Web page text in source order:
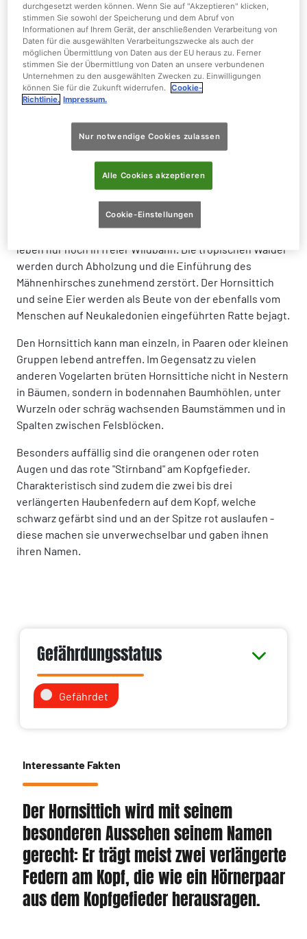
Nahrung:Beeren, Früchte, Sämereien, Nüsse,
Blüten
Gewicht:130 - 170 g
Größe:32 cm
Der Hornsittich ist in der Natur in seinem
Bestand gefährdet
Etwa 6.000 erwachsene, fortpflanzungsfähige Vögel
leben nur noch in freier Wildbahn. Die tropischen Wälder
werden durch Abholzung und die Einführung des
Mähnenhirsches zunehmend zerstört. Der Hornsittich
und seine Eier werden als Beute von der ebenfalls vom
Menschen auf Neukaledonien eingeführten Ratte bejagt.
Den Hornsittich kann man einzeln, in Paaren oder kleinen
Gruppen lebend antreffen. Im Gegensatz zu vielen
anderen Vogelarten brüten Hornsittiche nicht in Nestern
in Bäumen, sondern in bodennahen Baumhöhlen, unter
Wurzeln oder schräg wachsenden Baumstämmen und in
Spalten zwischen Felsblöcken.
Besonders auffällig sind die orangenen oder roten
Augen und das rote "Stirnband" am Kopfgefieder.
Charakteristisch sind zudem die zwei bis drei
verlängerten Haubenfedern auf dem Kopf, welche
schwarz gefärbt sind und an der Spitze rot auslaufen -
diese machen sie unverwechselbar und gaben ihnen
ihren Namen.
Gefährdungsstatus
Gefährdet
Interessante Fakten
Der Hornsittich wird mit seinem
besonderen Aussehen seinem Namen
gerecht: Er trägt meist zwei verlängerte
Federn am Kopf, die wie ein Hörnerpaar
aus dem Kopfgefieder herausragen.
durchgesetzt werden können. Wenn Sie auf "Akzeptieren" klicken,
stimmen Sie sowohl der Speicherung und dem Abruf von
Informationen auf Ihrem Gerät, der anschließenden Verarbeitung von
Daten für die ausgewählten Verarbeitungszwecke als auch der
möglichen Übermittlung von Daten aus der EU heraus zu. Ferner
stimmen Sie der Übermittlung von Daten an unsere verbundenen
Unternehmen zu den ausgewählten Zwecken zu. Einwilligungen
können Sie für die Zukunft widerrufen.
Cookie-
Richtlinie. Impressum.
Nur notwendige Cookies zulassen
Alle Cookies akzeptieren
Cookie-Einstellungen